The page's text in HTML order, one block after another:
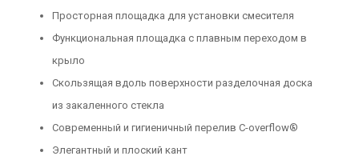
Просторная площадка для установки смесителя
Функциональная площадка с плавным переходом в
крыло
Скользящая вдоль поверхности разделочная доска
из закаленного стекла
Современный и гигиеничный перелив C-overflow®
Элегантный и плоский кант